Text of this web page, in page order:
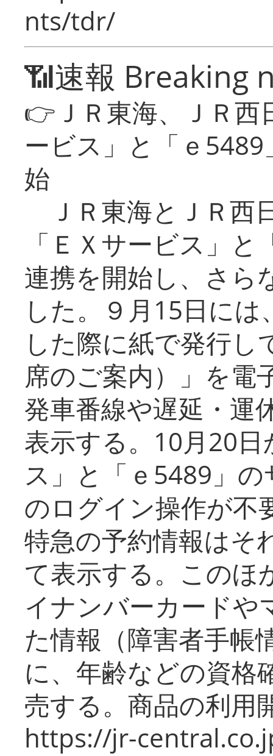
nts/tdr/
📶速報 Breaking
👉ＪＲ東海、ＪＲ
ービス」と「ｅ
始
ＪＲ東海とＪＲ西
「ＥＸサービス」
連携を開始し、さら
した。９月15日に
した際に紙で発行し
席のご案内）」を電
発車番線や遅延・運
表示する。10月20
ス」と「ｅ5489」
のログイン操作が不
特急の予約情報はそ
て表示する。このほ
イナンバーカードや
た情報（障害者手帳
に、年齢などの資格
売する。商品の利用
https://jr-